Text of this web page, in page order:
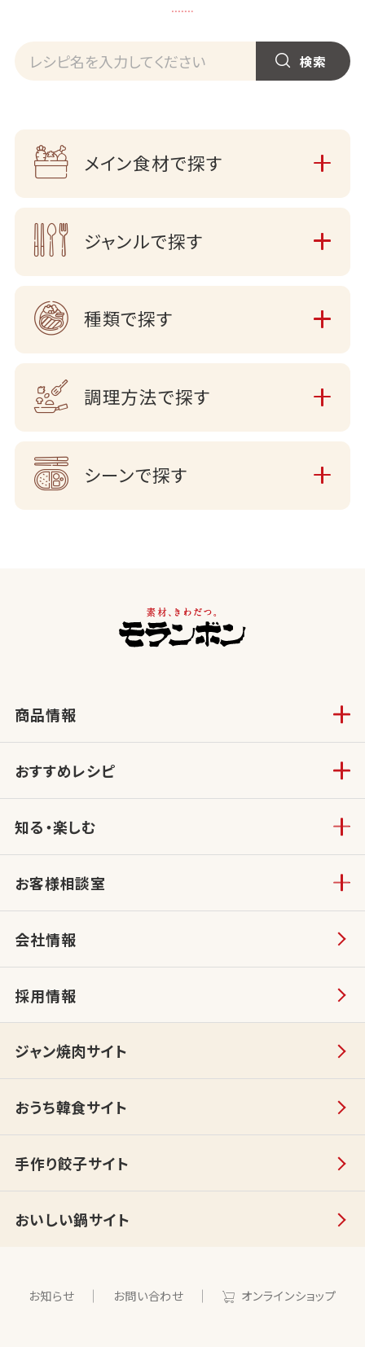
メイン食材で探す
ジャンルで探す
種類で探す
調理方法で探す
シーンで探す
商品情報
おすすめレシピ
知る・楽しむ
お客様相談室
会社情報
採用情報
ジャン焼肉サイト
おうち韓食サイト
手作り餃子サイト
おいしい鍋サイト
お知らせ お問い合わせ オンラインショップ